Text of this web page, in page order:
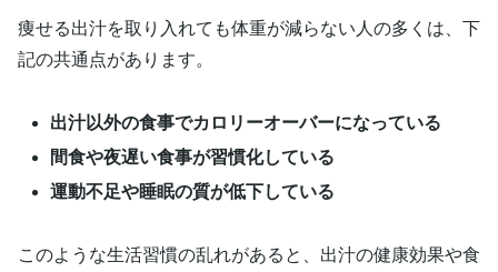
痩せる出汁を取り入れても体重が減らない人の多くは、下
記の共通点があります。
出汁以外の食事でカロリーオーバーになっている
間食や夜遅い食事が習慣化している
運動不足や睡眠の質が低下している
このような生活習慣の乱れがあると、出汁の健康効果や食